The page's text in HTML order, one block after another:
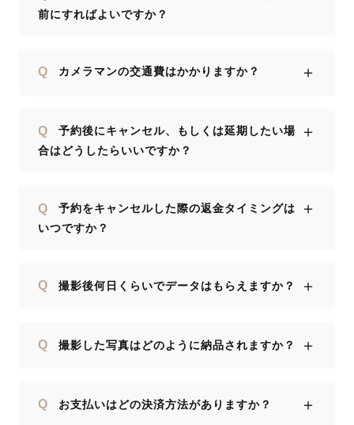
前にすればよいですか？
Q カメラマンの交通費はかかりますか？ ＋
Q
予約後にキャンセル、もしくは延期したい場
合はどうしたらいいですか？
＋
Q
予約をキャンセルした際の返金タイミングは
いつですか？
＋
Q 撮影後何日くらいでデータはもらえますか？ ＋
Q 撮影した写真はどのように納品されますか？ ＋
Q お支払いはどの決済方法がありますか？ ＋